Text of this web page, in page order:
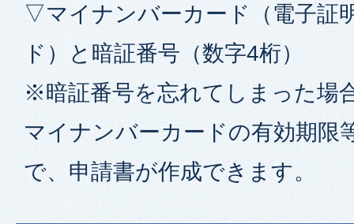
▽マイナンバーカード（電子証
ド）と暗証番号（数字4桁）
※暗証番号を忘れてしまった場
マイナンバーカードの有効期限
で、申請書が作成できます。